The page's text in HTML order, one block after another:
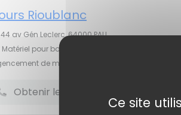
Ce site
Rioublanc
44 av Gén Leclerc, 64000 PAU
Matériel pour boulangeries, pâtisseries #
de magasins # Briqueteries, tuileries
Obtenir le numéro de téléphone